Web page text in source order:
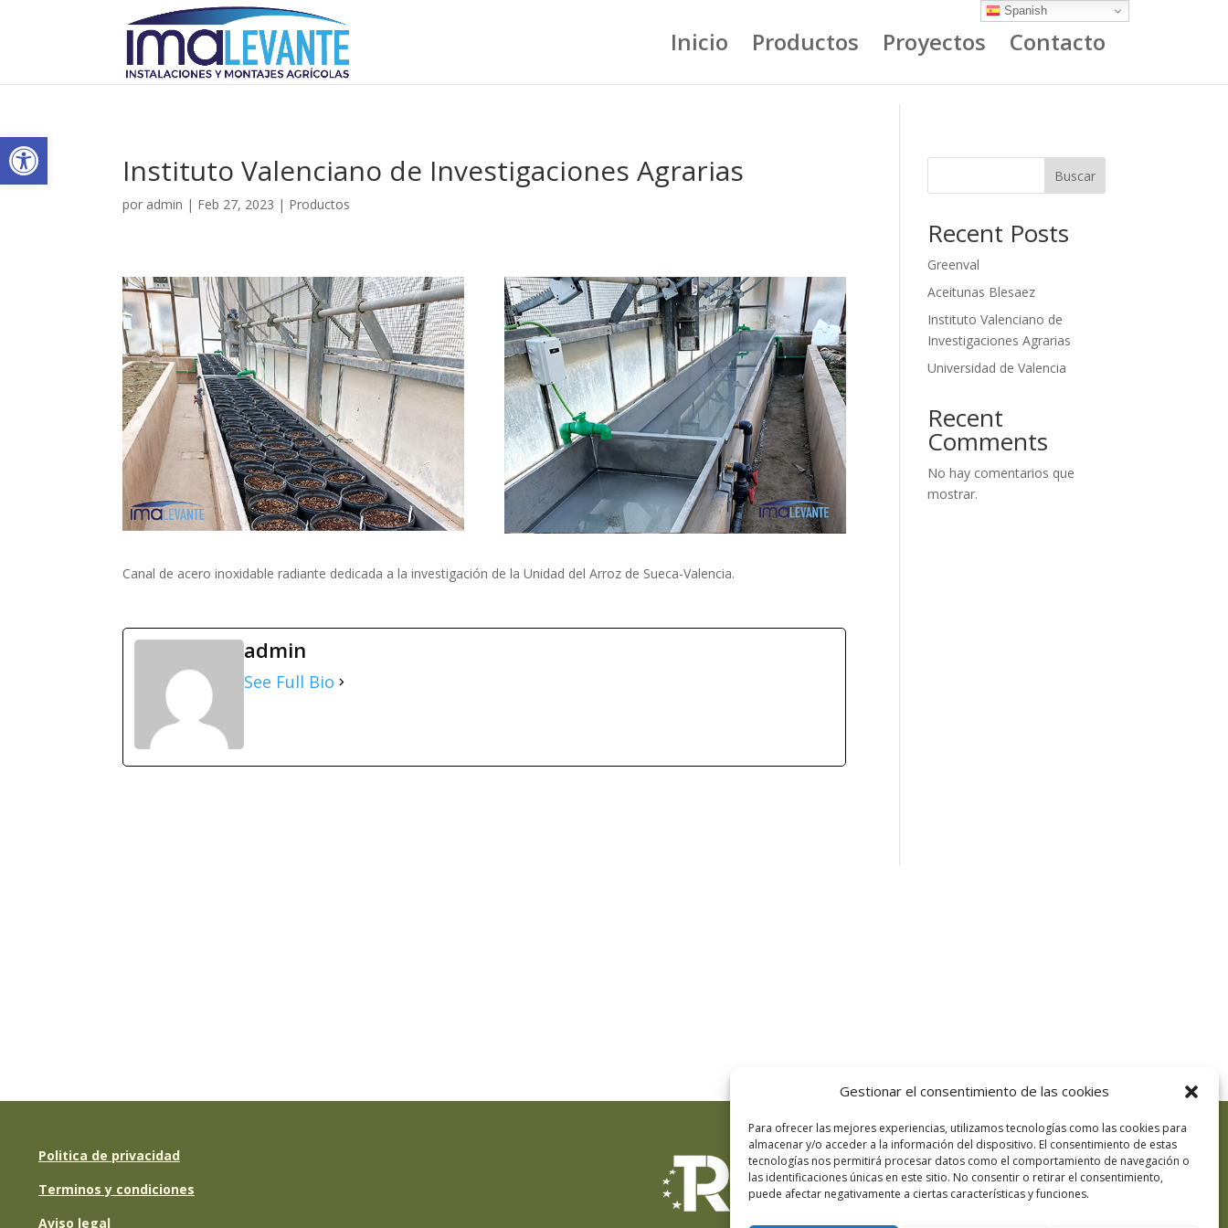
Abrir barra de herramientas
Gestionar el consentimiento de las cookies
Para ofrecer las mejores experiencias, utilizamos tecnologías como las cookies para
almacenar y/o acceder a la información del dispositivo. El consentimiento de estas
tecnologías nos permitirá procesar datos como el comportamiento de navegación o
las identificaciones únicas en este sitio. No consentir o retirar el consentimiento,
puede afectar negativamente a ciertas características y funciones.
Inicio Productos Proyectos Contacto
Instituto Valenciano de Investigaciones Agrarias
por admin | Feb 27, 2023 | Productos
Canal de acero inoxidable radiante dedicada a la investigación de la Unidad del Arroz de Sueca-Valencia.
admin
See Full Bio
Buscar
Recent Posts
Greenval
Aceitunas Blesaez
Instituto Valenciano de
Investigaciones Agrarias
Universidad de Valencia
Recent
Comments
No hay comentarios que
mostrar.
Politica de privacidad
Terminos y condiciones
Aviso legal
Spanish